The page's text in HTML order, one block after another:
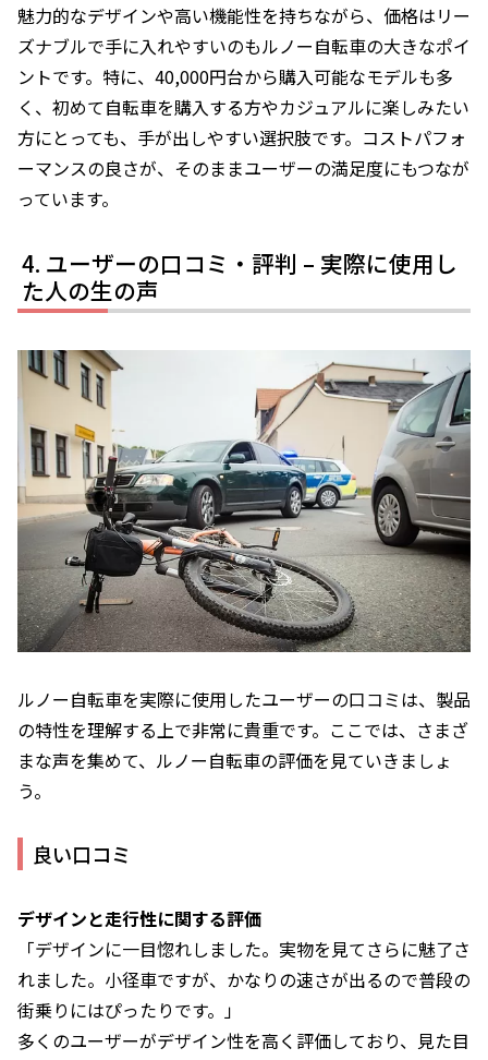
魅力的なデザインや高い機能性を持ちながら、価格はリー
ズナブルで手に入れやすいのもルノー自転車の大きなポイ
ントです。特に、40,000円台から購入可能なモデルも多
く、初めて自転車を購入する方やカジュアルに楽しみたい
方にとっても、手が出しやすい選択肢です。コストパフォ
ーマンスの良さが、そのままユーザーの満足度にもつなが
っています。
ユーザーの口コミ・評判 – 実際に使用し
た人の生の声
ルノー自転車を実際に使用したユーザーの口コミは、製品
の特性を理解する上で非常に貴重です。ここでは、さまざ
まな声を集めて、ルノー自転車の評価を見ていきましょ
う。
良い口コミ
デザインと走行性に関する評価
「デザインに一目惚れしました。実物を見てさらに魅了さ
れました。小径車ですが、かなりの速さが出るので普段の
街乗りにはぴったりです。」
多くのユーザーがデザイン性を高く評価しており、見た目